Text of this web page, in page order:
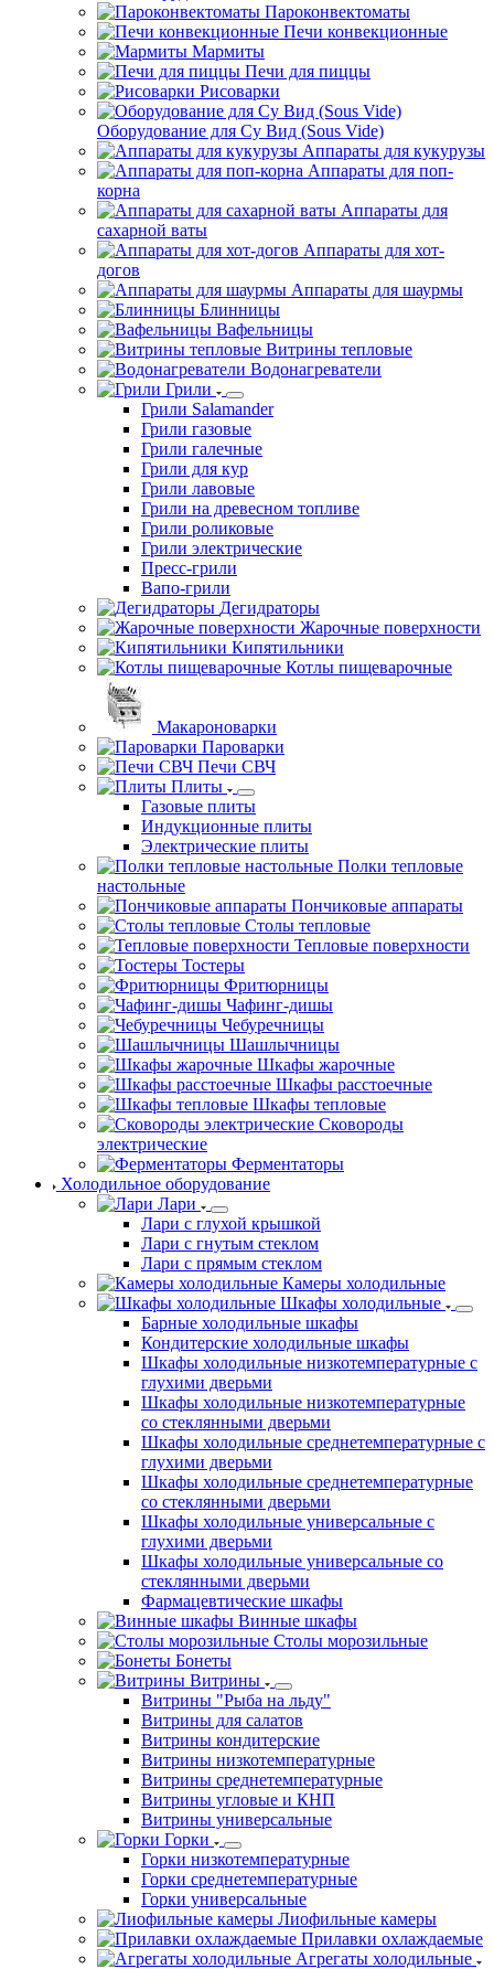
Пароконвектоматы
Печи конвекционные
Мармиты
Печи для пиццы
Рисоварки
Оборудование для Су Вид (Sous Vide)
Аппараты для кукурузы
Аппараты для поп-
корна
Аппараты для
сахарной ваты
Аппараты для хот-
догов
Аппараты для шаурмы
Блинницы
Вафельницы
Витрины тепловые
Водонагреватели
Грили
Грили Salamander
Грили газовые
Грили галечные
Грили для кур
Грили лавовые
Грили на древесном топливе
Грили роликовые
Грили электрические
Пресс-грили
Вапо-грили
Дегидраторы
Жарочные поверхности
Кипятильники
Котлы пищеварочные
Макароноварки
Пароварки
Печи СВЧ
Плиты
Газовые плиты
Индукционные плиты
Электрические плиты
Полки тепловые
настольные
Пончиковые аппараты
Столы тепловые
Тепловые поверхности
Тостеры
Фритюрницы
Чафинг-дишы
Чебуречницы
Шашлычницы
Шкафы жарочные
Шкафы расстоечные
Шкафы тепловые
Сковороды
электрические
Ферментаторы
Холодильное оборудование
Лари
Лари с глухой крышкой
Лари с гнутым стеклом
Лари с прямым стеклом
Камеры холодильные
Шкафы холодильные
Барные холодильные шкафы
Кондитерские холодильные шкафы
Шкафы холодильные низкотемпературные с
глухими дверьми
Шкафы холодильные низкотемпературные
со стеклянными дверьми
Шкафы холодильные среднетемпературные с
глухими дверьми
Шкафы холодильные среднетемпературные
со стеклянными дверьми
Шкафы холодильные универсальные с
глухими дверьми
Шкафы холодильные универсальные со
стеклянными дверьми
Фармацевтические шкафы
Винные шкафы
Столы морозильные
Бонеты
Витрины
Витрины "Рыба на льду"
Витрины для салатов
Витрины кондитерские
Витрины низкотемпературные
Витрины среднетемпературные
Витрины угловые и КНП
Витрины универсальные
Горки
Горки низкотемпературные
Горки среднетемпературные
Горки универсальные
Лиофильные камеры
Прилавки охлаждаемые
Агрегаты холодильные